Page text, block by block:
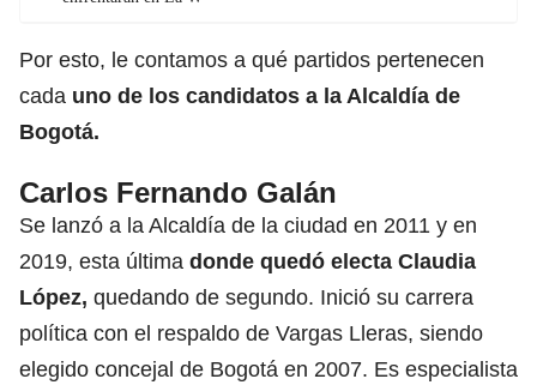
Por esto, le contamos a qué partidos pertenecen
cada uno de los candidatos a la Alcaldía de
Bogotá.
Carlos Fernando Galán
Se lanzó a la Alcaldía de la ciudad en 2011 y en
2019, esta última donde quedó electa Claudia
López, quedando de segundo. Inició su carrera
política con el respaldo de Vargas Lleras, siendo
elegido concejal de Bogotá en 2007. Es especialista